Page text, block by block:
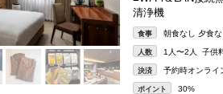
清浄機
食事 朝食なし 夕食な
人数 1人〜2人 子供
決済 予約時オンライ
ポイント 30%